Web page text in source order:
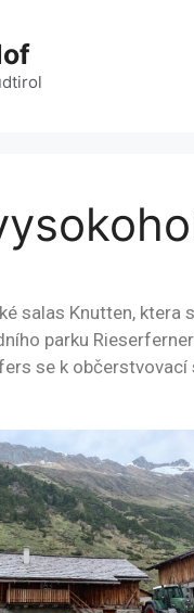
salas Knutten, ktera
parku
se k